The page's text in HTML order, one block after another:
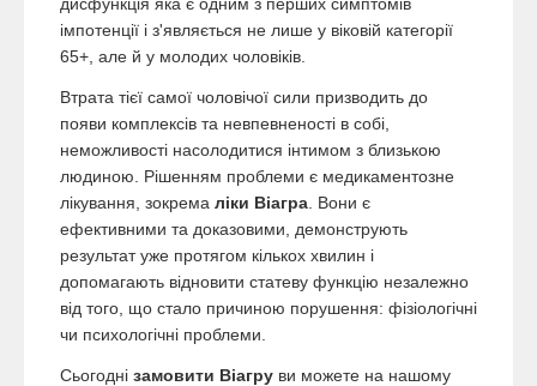
імпотенції і з'являється не лише у віковій категорії
65+, але й у молодих чоловіків.
Втрата тієї самої чоловічої сили призводить до
появи комплексів та невпевненості в собі,
неможливості насолодитися інтимом з близькою
людиною. Рішенням проблеми є медикаментозне
лікування, зокрема ліки Віагра . Вони є
ефективними та доказовими, демонструють
результат уже протягом кількох хвилин і
допомагають відновити статеву функцію незалежно
від того, що стало причиною порушення: фізіологічні
чи психологічні проблеми.
Сьогодні замовити Віагру ви можете на нашому